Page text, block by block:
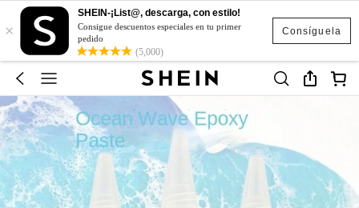
Consíguela
×
SHEIN-¡List@, descarga, con estilo!
Consigue descuentos especiales en tu primer
pedido
(5,000)